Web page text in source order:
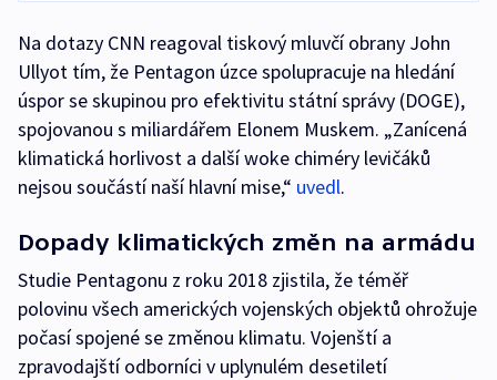
Na dotazy CNN reagoval tiskový mluvčí obrany John
Ullyot tím, že Pentagon úzce spolupracuje na hledání
úspor se skupinou pro efektivitu státní správy (DOGE),
spojovanou s miliardářem Elonem Muskem. „Zanícená
klimatická horlivost a další woke chiméry levičáků
nejsou součástí naší hlavní mise,“ uvedl.
Dopady klimatických změn na armádu
Studie Pentagonu z roku 2018 zjistila, že téměř
polovinu všech amerických vojenských objektů ohrožuje
počasí spojené se změnou klimatu. Vojenští a
zpravodajští odborníci v uplynulém desetiletí